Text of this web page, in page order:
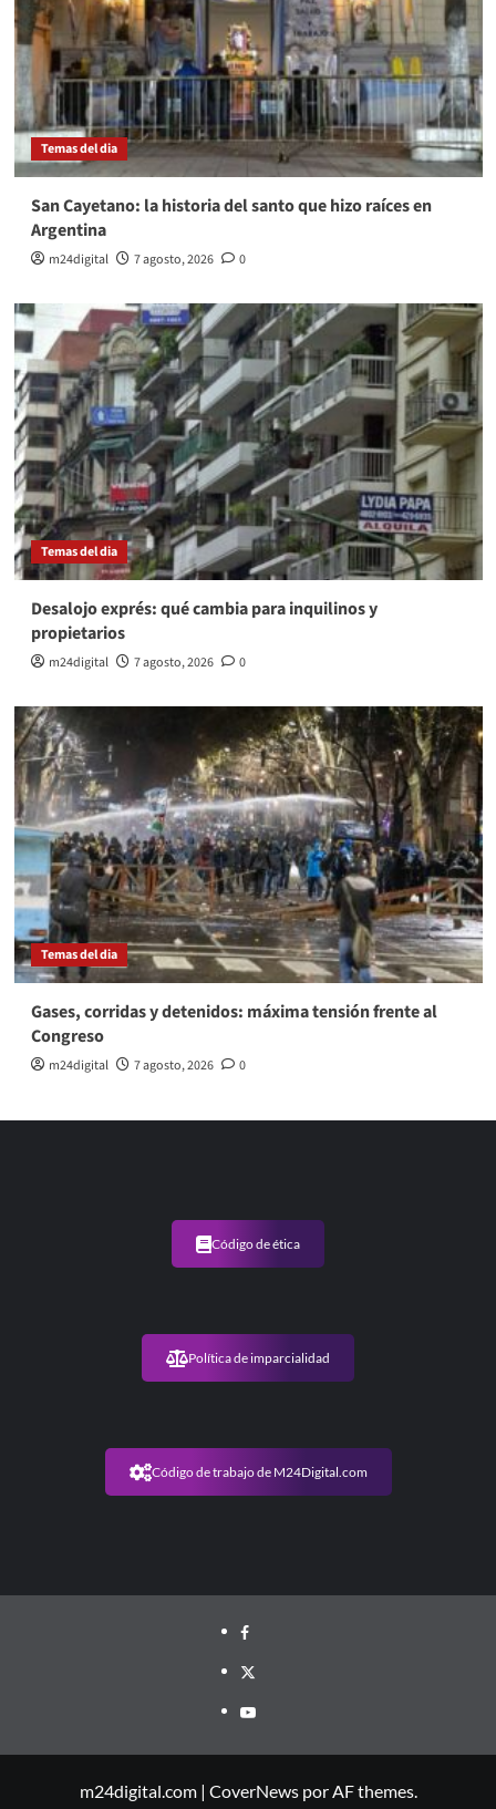
Temas del dia
San Cayetano: la historia del santo que hizo raíces en
Argentina
m24digital 7 agosto, 2026 0
Temas del dia
Desalojo exprés: qué cambia para inquilinos y
propietarios
m24digital 7 agosto, 2026 0
Temas del dia
Gases, corridas y detenidos: máxima tensión frente al
Congreso
m24digital 7 agosto, 2026 0
Código de ética
Política de imparcialidad
Código de trabajo de M24Digital.com
m24digital.com | CoverNewspor AF themes.